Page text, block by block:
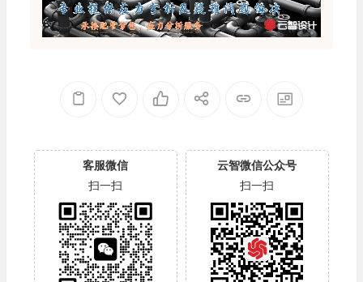
客服微信
扫一扫
云智微信公众号
扫一扫